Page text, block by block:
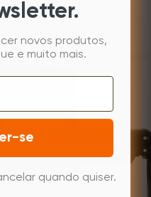
novos produtos,
e muito mais.
se
quando quiser.